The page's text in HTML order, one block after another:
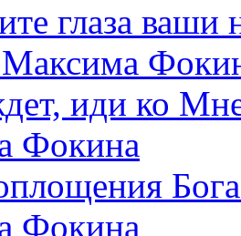
глаза ваши
Максима
иди ко
Фокина
Фокина